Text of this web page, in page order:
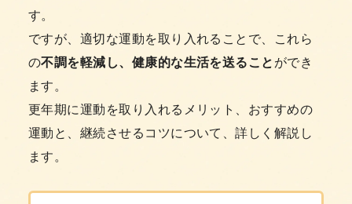
す。
ですが、適切な運動を取り入れることで、これら
の不調を軽減し、健康的な生活を送ることができ
ます。
更年期に運動を取り入れるメリット、おすすめの
運動と、継続させるコツについて、詳しく解説し
ます。